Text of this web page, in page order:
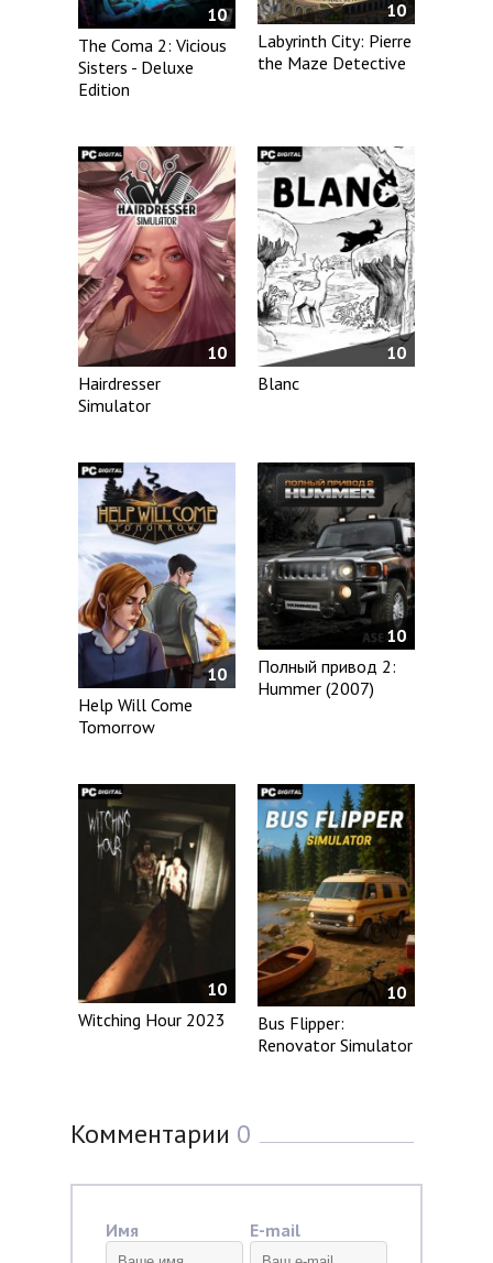
10
The Coma 2: Vicious
Sisters - Deluxe
Edition
10
Labyrinth City: Pierre
the Maze Detective
10
Hairdresser
Simulator
10
Blanc
10
Help Will Come
Tomorrow
10
Полный привод 2:
Hummer (2007)
10
Witching Hour 2023
10
Bus Flipper:
Renovator Simulator
Комментарии 0
Имя E-mail